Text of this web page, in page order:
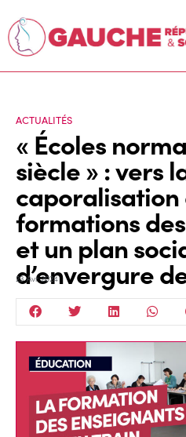
ACTUALITÉS
« Écoles
siècle » : vers
caporalisation
formations
et un plan
d’envergure
23 Avr 2024